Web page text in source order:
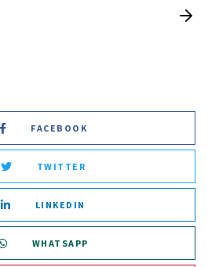
FACEBOOK
TWITTER
LINKEDIN
WHATSAPP